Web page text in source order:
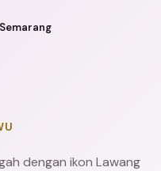
dengan ikon Lawang